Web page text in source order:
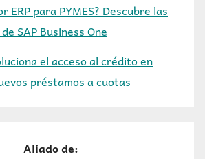
ERP para PYMES? Descubre las
SAP Business One
el acceso al crédito en
préstamos a cuotas
Aliado de: